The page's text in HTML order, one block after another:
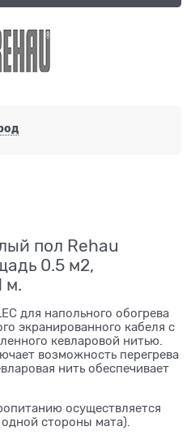
пол Rehau
0.5 м2,
м.
для напольного обогрева
экранированного кабеля с
кевларовой нитью.
возможность перегрева
нить обеспечивает
осуществляется
стороны мата).